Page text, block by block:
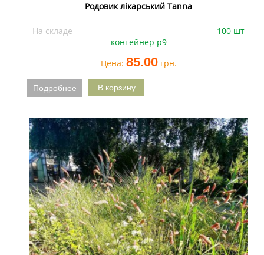
Родовик лікарський Tanna
На складе
100 шт
контейнер р9
Цена: 85.00грн.
Подробнее